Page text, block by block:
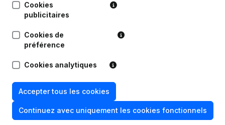
03-01-2019
Statuts (Traduction, Coordination,
10-12-2018
Denomination - Siège Social - But -
19-04-2018
Siège Social - Demissions,
Nominations
02-01-2013
Rubrique Constitution (Nouvelle
Personne Morale, Ouverture
Cookies
publicitaires
Cookies de
préférence
Cookies analytiques
Accepter tous les cookies
Continuez avec uniquement les cookies fonctionnels